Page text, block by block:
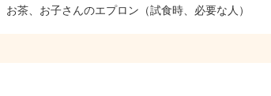
茶、お子さんのエプロン（試食時、必要な人）